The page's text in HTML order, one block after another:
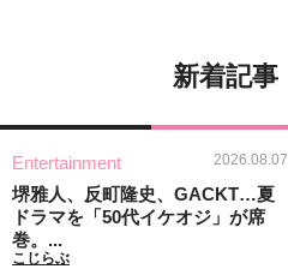
新着記事
Entertainment 2026.08.07
堺雅人、反町隆史、GACKT…夏
ドラマを「50代イケオジ」が席
巻。...
こじらぶ